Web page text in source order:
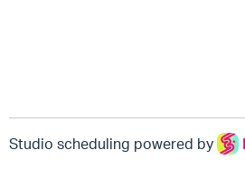
Studio scheduling powered by